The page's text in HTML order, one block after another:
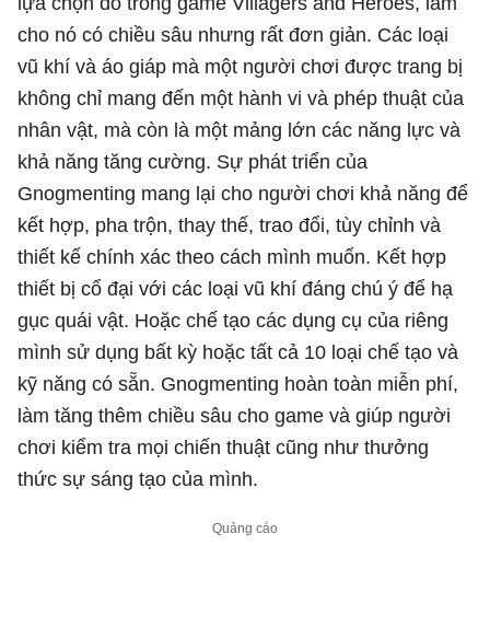
cho nó có chiều sâu nhưng rất đơn giản. Các loại
vũ khí và áo giáp mà một người chơi được trang bị
không chỉ mang đến một hành vi và phép thuật của
nhân vật, mà còn là một mảng lớn các năng lực và
khả năng tăng cường. Sự phát triển của
Gnogmenting mang lại cho người chơi khả năng để
kết hợp, pha trộn, thay thế, trao đổi, tùy chỉnh và
thiết kế chính xác theo cách mình muốn. Kết hợp
thiết bị cổ đại với các loại vũ khí đáng chú ý để hạ
gục quái vật. Hoặc chế tạo các dụng cụ của riêng
mình sử dụng bất kỳ hoặc tất cả 10 loại chế tạo và
kỹ năng có sẵn. Gnogmenting hoàn toàn miễn phí,
làm tăng thêm chiều sâu cho game và giúp người
chơi kiểm tra mọi chiến thuật cũng như thưởng
thức sự sáng tạo của mình.